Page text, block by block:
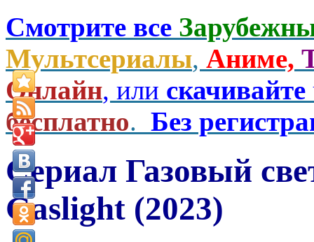
Смотрите все
Мультсериалы, Аниме,
Онлайн, или скачивайте
бесплатно. Без
Сериал Газовый
Gaslight (2023)